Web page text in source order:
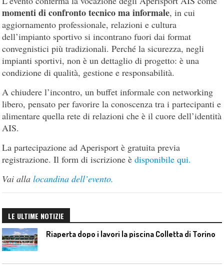
momenti di confronto tecnico ma informale, in cui
aggiornamento professionale, relazioni e cultura
dell’impianto sportivo si incontrano fuori dai format
convegnistici più tradizionali. Perché la sicurezza, negli
impianti sportivi, non è un dettaglio di progetto: è una
condizione di qualità, gestione e responsabilità.
A chiudere l’incontro, un buffet informale con networking
libero, pensato per favorire la conoscenza tra i partecipanti e
alimentare quella rete di relazioni che è il cuore dell’identità
AIS.
La partecipazione ad Aperisport è gratuita previa
registrazione. Il form di iscrizione èdisponibile qui.
Vai allalocandina dell’evento.
LE ULTIME NOTIZIE
Riaperta dopo i lavori la piscina Colletta di Torino